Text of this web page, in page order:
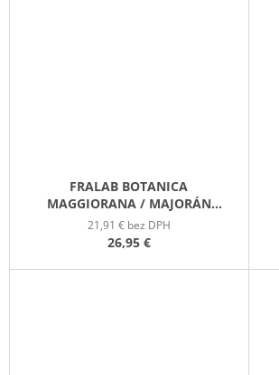
FRALAB BOTANICA
MAGGIORANA / MAJORÁN
VONNÁ SVIEČKA 390G
21,91 € bez DPH
26,95 €